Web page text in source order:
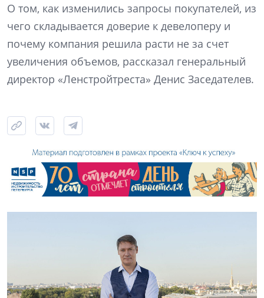
О том, как изменились запросы покупателей, из
чего складывается доверие к девелоперу и
почему компания решила расти не за счет
увеличения объемов, рассказал генеральный
директор «Ленстройтреста» Денис Заседателев.